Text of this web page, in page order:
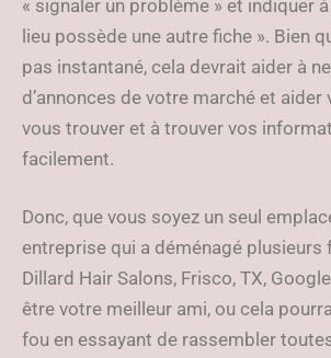
« signaler un problème » et indiquer
lieu possède une autre fiche ». Bien
pas instantané, cela devrait aider à
d’annonces de votre marché et aider
vous trouver et à trouver vos
facilement.
Donc, que vous soyez un seul
entreprise qui a déménagé plusieurs
Dillard Hair Salons, Frisco, TX,
être votre meilleur ami, ou cela
fou en essayant de rassembler